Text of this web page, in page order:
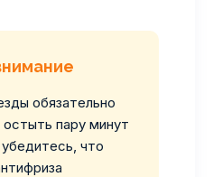
обязательно
пару минут
что